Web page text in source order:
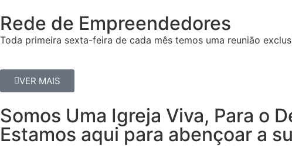
Rede de Empreendedores
Toda primeira sexta-feira de cada mês temos uma reunião
VER MAIS
Somos Uma Igreja Viva, Para o
Estamos aqui para abençoar a